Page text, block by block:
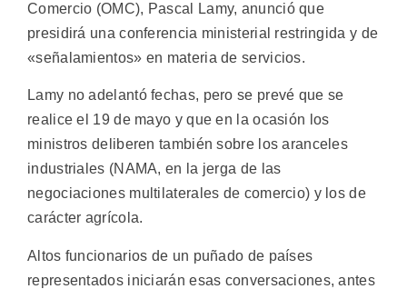
Comercio (OMC), Pascal Lamy, anunció que
presidirá una conferencia ministerial restringida y de
«señalamientos» en materia de servicios.
Lamy no adelantó fechas, pero se prevé que se
realice el 19 de mayo y que en la ocasión los
ministros deliberen también sobre los aranceles
industriales (NAMA, en la jerga de las
negociaciones multilaterales de comercio) y los de
carácter agrícola.
Altos funcionarios de un puñado de países
representados iniciarán esas conversaciones, antes